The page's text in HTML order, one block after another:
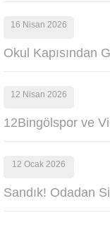
16 Nisan 2026
Okul Kapısından
12 Nisan 2026
12Bingölspor ve
12 Ocak 2026
Sandık! Odadan